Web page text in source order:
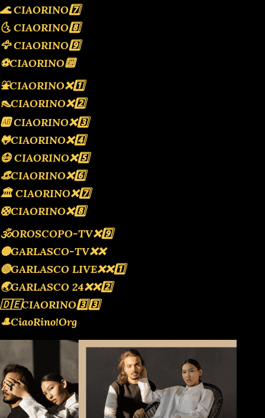
🌊 CIAORINO7️⃣
🌜 CIAORINO8️⃣
🦅 CIAORINO9️⃣
⚽️CIAORINO🔟
⛲️CIAORINO❌️1️⃣
👠CIAORINO❌️2️⃣
🆎 CIAORINO❌️3️⃣
🐸CIAORINO❌️4️⃣
😷 CIAORINO❌️5️⃣
👒CIAORINO❌️6️⃣
🏛 CIAORINO❌️7️⃣
🛟CIAORINO❌️8️⃣
🕉OROSCOPO-TV❌️9️⃣
🟡GARLASCO-TV❌️❌️
🔴GARLASCO LIVE❌️❌️1️⃣
🌏GARLASCO 24❌️❌️2️⃣
🇩🇪CIAORINO3️⃣3️⃣
🎩CiaoRino!Org